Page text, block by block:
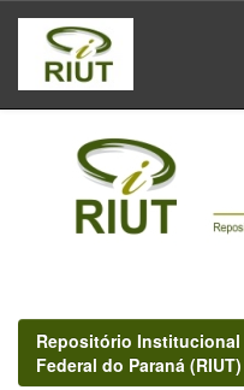
Skip
navigation
Repositório
Federal do Paraná (RIUT)